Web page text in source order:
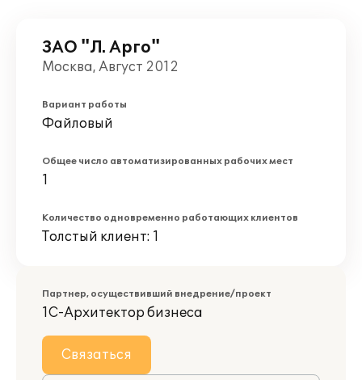
ЗАО "Л. Арго"
Москва, Август 2012
Вариант работы
Файловый
Общее число автоматизированных рабочих мест
1
Количество одновременно работающих клиентов
Толстый клиент: 1
Партнер, осуществивший внедрение/проект
1С-Архитектор бизнеса
Связаться